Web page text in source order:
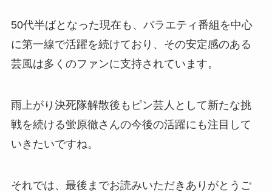
50代半ばとなった現在も、バラエティ番組を中心
に第一線で活躍を続けており、その安定感のある
芸風は多くのファンに支持されています。
雨上がり決死隊解散後もピン芸人として新たな挑
戦を続ける蛍原徹さんの今後の活躍にも注目して
いきたいですね。
それでは、最後までお読みいただきありがとうご